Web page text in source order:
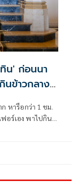
น' ก่อนนา
ข้าวกลาง
หารือกว่า 1 ชม.
อร์เอง พาไปกิน